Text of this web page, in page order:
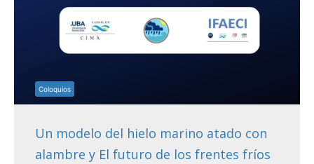
Coloquios
Un modelo del hielo marino atado con
alambre y El futuro de los frentes fríos